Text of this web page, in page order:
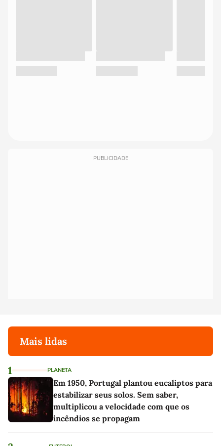
PUBLICIDADE
Mais lidas
1 PLANETA
Em 1950, Portugal plantou eucaliptos para
estabilizar seus solos. Sem saber,
multiplicou a velocidade com que os
incêndios se propagam